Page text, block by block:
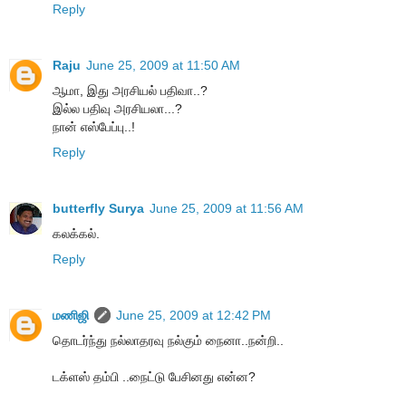
Reply
Raju June 25, 2009 at 11:50 AM
ஆமா, இது அரசியல் பதிவா..?
இல்ல பதிவு அரசியலா...?
நான் எஸ்பேப்பு..!
Reply
butterfly Surya June 25, 2009 at 11:56 AM
கலக்கல்.
Reply
மணிஜி
June 25, 2009 at 12:42 PM
தொடர்ந்து நல்லாதரவு நல்கும் நைனா..நன்றி..
டக்ளஸ் தம்பி ..நைட்டு பேசினது என்ன?